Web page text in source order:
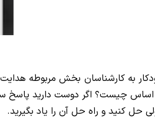
به کارشناسان بخش مربوطه
کنید و راه حل آن را یاد بگیرید.